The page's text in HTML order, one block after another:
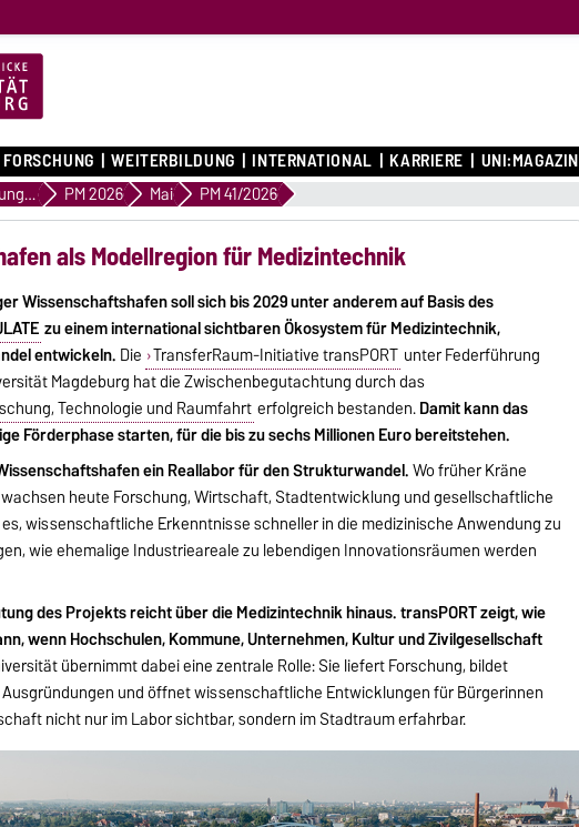
FORSCHUNG WEITERBILDUNG INTERNATIONAL KARRIERE UNI:MAGAZIN
Pressemitteilungen PM 2026 Mai PM 41/2026
als Modellregion für Medizintechnik
Wissenschaftshafen soll sich bis 2029 unter anderem auf Basis des
zu einem international sichtbaren Ökosystem für Medizintechnik,
entwickeln. Die TransferRaum-Initiative transPORT unter Federführung
Magdeburg hat die Zwischenbegutachtung durch das
Technologie und Raumfahrt erfolgreich bestanden.Damit kann das
Förderphase starten, für die bis zu sechs Millionen Euro bereitstehen.
ein Reallabor für den Strukturwandel.Wo früher Kräne
heute Forschung, Wirtschaft, Stadtentwicklung und gesellschaftliche
wissenschaftliche Erkenntnisse schneller in die medizinische Anwendung zu
wie ehemalige Industrieareale zu lebendigen Innovationsräumen werden
des Projekts reicht über die Medizintechnik hinaus. transPORT zeigt, wie
wenn Hochschulen, Kommune, Unternehmen, Kultur und Zivilgesellschaft
übernimmt dabei eine zentrale Rolle: Sie liefert Forschung, bildet
und öffnet wissenschaftliche Entwicklungen für Bürgerinnen
nicht nur im Labor sichtbar, sondern im Stadtraum erfahrbar.